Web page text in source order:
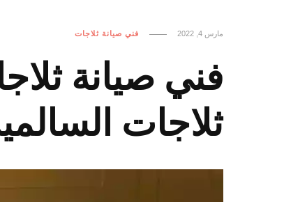
مارس 4, 2022 فني صيانة ثلاجات
ثلاجات